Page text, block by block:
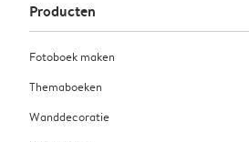
Producten
Fotoboek maken
Themaboeken
Wanddecoratie